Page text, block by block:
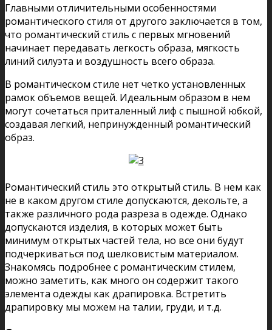
Главными отличительными особенностями
романтического стиля от другого заключается в том,
что романтический стиль с первых мгновений
начинает передавать легкость образа, мягкость
линий силуэта и воздушность всего образа.
В романтическом стиле нет четко установленных
рамок объемов вещей. Идеальным образом в нем
могут сочетаться приталенный лиф с пышной юбкой,
создавая легкий, непринужденный романтический
образ.
Романтический стиль это открытый стиль. В нем как
не в каком другом стиле допускаются, декольте, а
также различного рода разреза в одежде. Однако
допускаются изделия, в которых может быть
минимум открытых частей тела, но все они будут
подчеркиваться под шелковистым материалом.
Знакомясь подробнее с романтическим стилем,
можно заметить, как много он содержит такого
элемента одежды как драпировка. Встретить
драпировку мы можем на талии, груди, и т.д.